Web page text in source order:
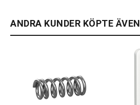
ANDRA KUNDER KÖPTE ÄVEN